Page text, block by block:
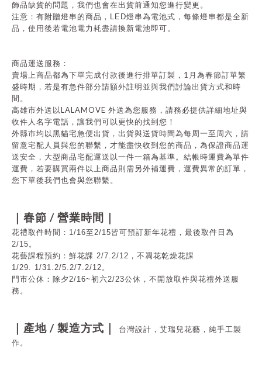
飾品缺貨的問題，我們也會在出貨前通知您進行變更。
注意：有附贈燈串的商品， LED燈串為電池式，每條燈串都是全新
品，使用後若電池電力耗盡請換新電池即可。
商品運送服務：
賣場上商品都為下單完成付款後進行排單訂製， 1 月為春節訂單繁
盛時期，若是有急件部分請額外註明並與我們討論出貨方式和時
間。
高雄市外送以LALAMOVE 外送為您服務，請務必提供詳細地址與
收件人名字電話，讓我們可以更快的找到您！
外縣市均以黑貓宅急便出貨，出貨與送貨時間為每周一至周六，請
留意宅配人員與您的聯繫，才能盡快收到您的商品，為保證商品運
送安全，大型商品宅配運送以一件一箱為基準。結帳時運費為單件
運費，若要購買兩件以上商品則需另外補運費，運費異常的訂單，
您下單後我們也會與您聯繫。
｜春節 / 營業時間｜
花禮取件時間：1/16至2/15皆可預訂新年花禮，最後取件日為
2/15。
花藝課程預約：鮮花課 2/7.2/12，不凋花乾燥花課
1/29. 1/31.2/5.2/7.2/12。
門市公休： 除夕2/16~初六2/23公休，不開放取件與花禮外送服
務。
｜產地 / 製造方式｜
台灣設計，艾瑞兒花藝，純手工製
作。